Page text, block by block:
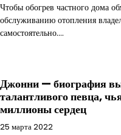
Чтобы обогрев частного дома
обслуживанию отопления
самостоятельно.…
Джонни — биография
талантливого певца,
миллионы сердец
25 марта 2022